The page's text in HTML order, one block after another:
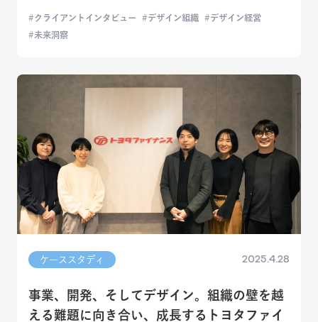
クライアントインタビュー デザイン組織
デザイン経営
未来洞察
ケーススタディ 2025.4.28
事業、開発、そしてデザイン。組織の壁を越
える難題に向き合い、成長するトヨタファイ